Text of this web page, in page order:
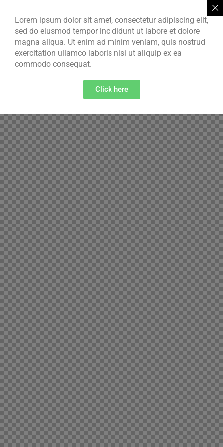
Lorem ipsum dolor sit amet, consectetur adipiscing elit,
sed do eiusmod tempor incididunt ut labore et dolore
magna aliqua. Ut enim ad minim veniam, quis nostrud
exercitation ullamco laboris nisi ut aliquip ex ea
commodo consequat.
Click here